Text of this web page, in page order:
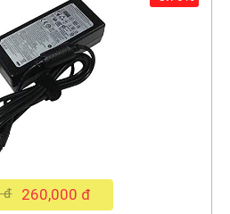
260,000 đ
đ